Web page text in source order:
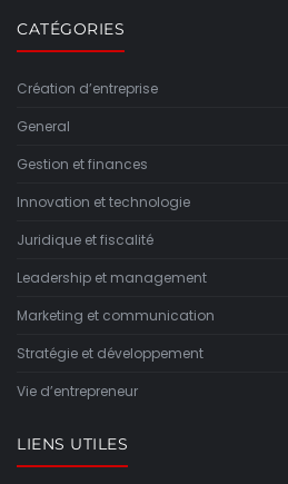
CATÉGORIES
Création d’entreprise
General
Gestion et finances
Innovation et technologie
Juridique et fiscalité
Leadership et management
Marketing et communication
Stratégie et développement
Vie d’entrepreneur
LIENS UTILES